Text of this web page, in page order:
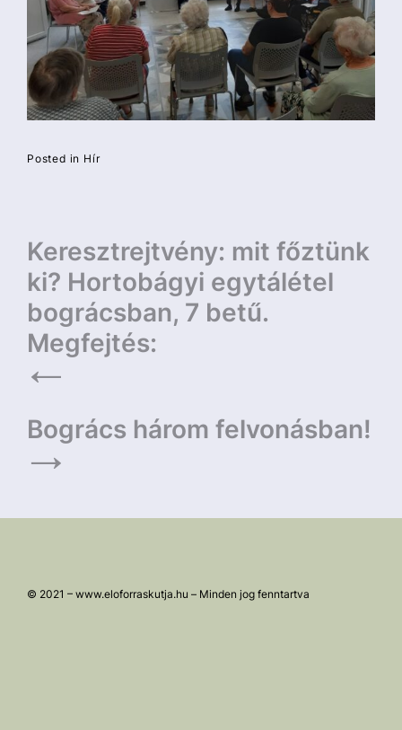
Posted in Hír
Bejegyzés
navigáció
Keresztrejtvény: mit főztünk
ki? Hortobágyi egytálétel
bográcsban, 7 betű.
Megfejtés:
Bogrács három felvonásban!
© 2021 – www.eloforraskutja.hu – Minden jog fenntartva